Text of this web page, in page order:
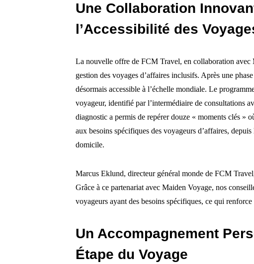
Une Collaboration
l’Accessibilité des
La nouvelle offre de FCM Travel, en collaboration avec
gestion des voyages d’affaires inclusifs. Après une
désormais accessible à l’échelle mondiale. Le
voyageur, identifié par l’intermédiaire de consultations
diagnostic a permis de repérer douze « moments clés »
aux besoins spécifiques des voyageurs d’affaires,
domicile.
Marcus Eklund, directeur général monde de FCM
Grâce à ce partenariat avec Maiden Voyage, nos
voyageurs ayant des besoins spécifiques, ce qui
Un Accompagnement
Étape du Voyage